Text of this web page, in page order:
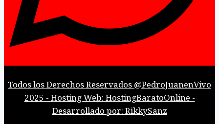
Todos los Derechos Reservados @PedroJuanenVivo
2025 - Hosting Web: HostingBaratoOnline -
Desarrollado por: RikkySanz